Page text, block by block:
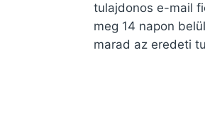
tulajdonos e-mail
meg 14 napon
marad az eredeti